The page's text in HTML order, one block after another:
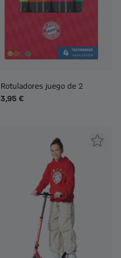
Rotuladores juego de 2
3,95 €